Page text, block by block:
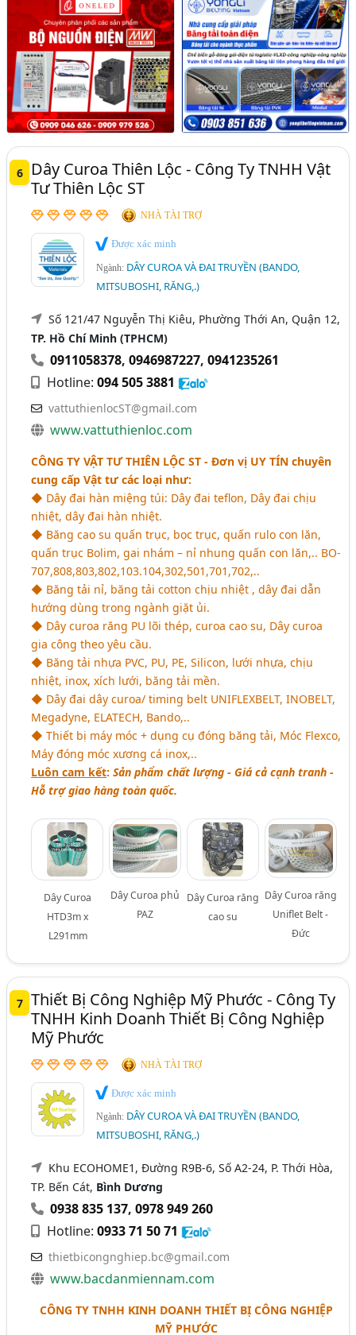
6
Dây Curoa Thiên Lộc - Công Ty TNHH Vật
Tư Thiên Lộc ST
NHÀ TÀI TRỢ
Được xác minh
Ngành: DÂY CUROA VÀ ĐAI TRUYỀN (BANDO,
MITSUBOSHI, RĂNG,.)
Số 121/47 Nguyễn Thị Kiêu, Phường Thới An, Quận 12,
TP. Hồ Chí Minh (TPHCM)
0911058378,0946987227,0941235261
Hotline:094 505 3881
vattuthienlocST@gmail.com
www.vattuthienloc.com
CÔNG TY VẬT TƯ THIÊN LỘC ST - Đơn vị UY TÍN chuyên
cung cấp Vật tư các loại như:
◆ Dây đai hàn miệng túi: Dây đai teflon, Dây đai chịu
nhiệt, dây đai hàn nhiệt.
◆ Băng cao su quấn trục, bọc trục, quấn rulo con lăn,
quấn trục Bolim, gai nhám – nỉ nhung quấn con lăn,.. BO-
707,808,803,802,103.104,302,501,701,702,..
◆ Băng tải nỉ, băng tải cotton chịu nhiệt , dây đai dẫn
hướng dùng trong ngành giặt ủi.
◆ Dây curoa răng PU lõi thép, curoa cao su, Dây curoa
gia công theo yêu cầu.
◆ Băng tải nhựa PVC, PU, PE, Silicon, lưới nhựa, chịu
nhiệt, inox, xích lưới, băng tải mền.
◆ Dây đai dây curoa/ timing belt UNIFLEXBELT, INOBELT,
Megadyne, ELATECH, Bando,..
◆ Thiết bị máy móc + dụng cụ đóng băng tải, Móc Flexco,
Máy đóng móc xương cá inox,..
Luôn cam kết: Sản phẩm chất lượng - Giá cả cạnh tranh -
Hỗ trợ giao hàng toàn quốc.
Dây Curoa
HTD3m x
L291mm
Dây Curoa phủ
PAZ
Dây Curoa răng
cao su
Dây Curoa răng
Uniflet Belt -
Đức
7 Thiết Bị Công Nghiệp Mỹ Phước - Công Ty
TNHH Kinh Doanh Thiết Bị Công Nghiệp
Mỹ Phước
NHÀ TÀI TRỢ
Được xác minh
Ngành: DÂY CUROA VÀ ĐAI TRUYỀN (BANDO,
MITSUBOSHI, RĂNG,.)
Khu ECOHOME1, Đường R9B-6, Số A2-24, P. Thới Hòa,
TP. Bến Cát, Bình Dương
0938 835 137,0978 949 260
Hotline:0933 71 50 71
thietbicongnghiep.bc@gmail.com
www.bacdanmiennam.com
CÔNG TY TNHH KINH DOANH THIẾT BỊ CÔNG NGHIỆP
MỸ PHƯỚC